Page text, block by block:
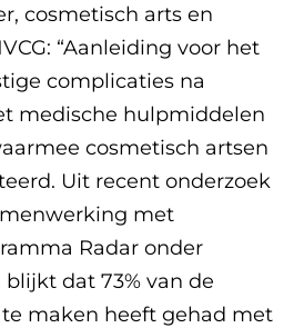
cosmetisch arts en
“Aanleiding voor het
complicaties na
medische hulpmiddelen
cosmetisch artsen
Uit recent onderzoek
met
Radar onder
dat 73% van de
maken heeft gehad met